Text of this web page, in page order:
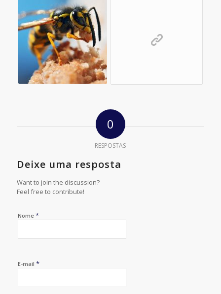
0
RESPOSTAS
Deixe uma resposta
Want to join the discussion?
Feel free to contribute!
Nome *
E-mail *